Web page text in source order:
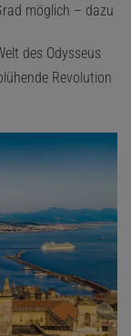
möglich – dazu
des Odysseus
Revolution